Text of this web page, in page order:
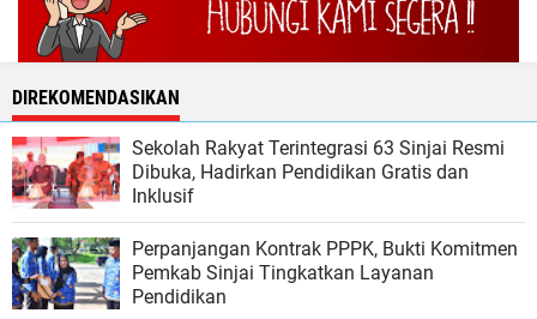
DIREKOMENDASIKAN
Sekolah Rakyat Terintegrasi 63 Sinjai Resmi
Dibuka, Hadirkan Pendidikan Gratis dan
Inklusif
Perpanjangan Kontrak PPPK, Bukti Komitmen
Pemkab Sinjai Tingkatkan Layanan
Pendidikan